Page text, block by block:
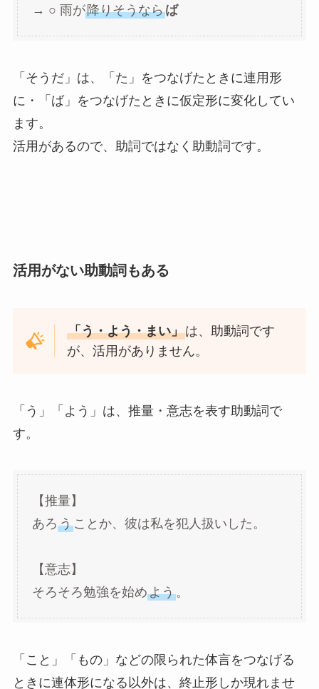
→ ○ 雨が降りそうならば
「そうだ」は、「た」をつなげたときに連用形
に・「ば」をつなげたときに仮定形に変化してい
ます。
活用があるので、助詞ではなく助動詞です。
活用がない助動詞もある
「う・よう・まい」は、助動詞です
が、活用がありません。
「う」「よう」は、推量・意志を表す助動詞で
す。
【推量】
あろうことか、彼は私を犯人扱いした。
【意志】
そろそろ勉強を始めよう。
「こと」「もの」などの限られた体言をつなげる
ときに連体形になる以外は、終止形しか現れませ